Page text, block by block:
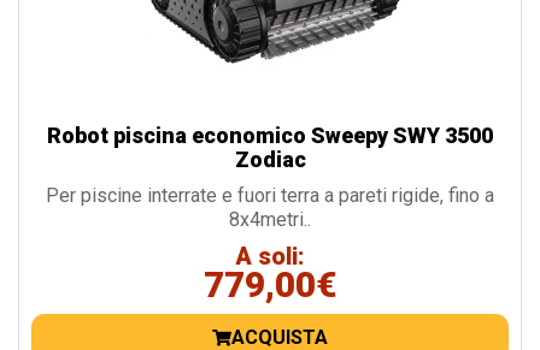
Robot piscina economico Sweepy SWY 3500
Zodiac
Per piscine interrate e fuori terra a pareti rigide, fino a
8x4metri..
A soli:
779,00€
ACQUISTA